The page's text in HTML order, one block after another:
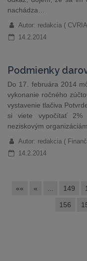
nachádza…
Autor: redakcia (
14.2.2014
Podmienky
Do 17. februára 2014
vykonanie ročného
vystavenie tlačiva
si viete vypočítať 2%
neziskovým
Autor: redakcia (
14.2.2014
«« « 149
156